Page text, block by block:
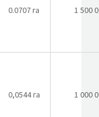
0.0707 га 1 500
0,0544 га 1 000